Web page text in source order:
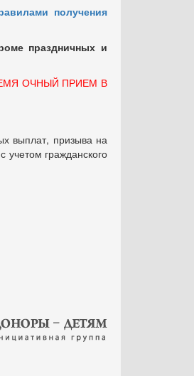
получения
праздничных и
ОЧНЫЙ ПРИЕМ В
выплат, призыва на
учетом гражданского